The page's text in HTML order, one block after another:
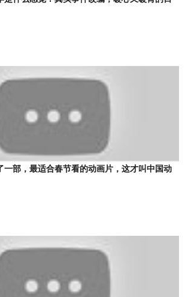
一部，最适合春节看的动画片，这才叫中国动